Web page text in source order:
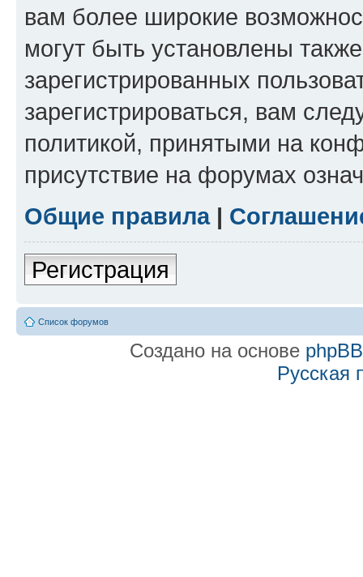
вам более широкие
могут быть установлены
зарегистрированных
зарегистрироваться, вам
политикой, принятыми на
присутствие на форумах
Общие правила|
Регистрация
Список форумов
Создано на основе phpBB
Русская